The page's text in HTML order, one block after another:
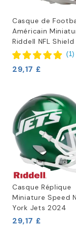
Casque de
Américain
Riddell NFL
(1)
29,17 £
Casque Réplique
Miniature Speed
York Jets 2024
29,17 £